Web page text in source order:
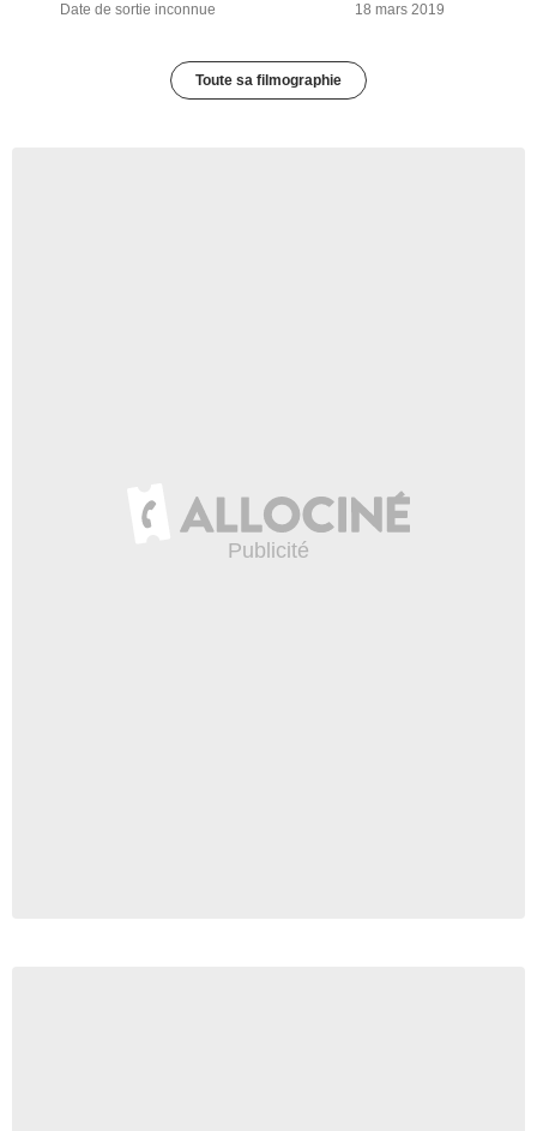
Date de sortie inconnue 18 mars 2019
Toute sa filmographie